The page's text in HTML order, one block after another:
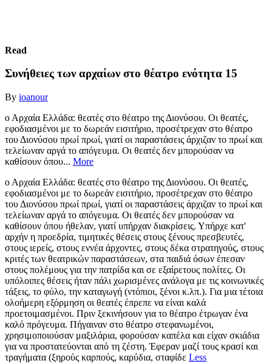
Read
Συνήθειες των αρχαίων στο θέατρο ενότητα 15
By ioanour
ο Αρχαία Ελλάδα: θεατές στο θέατρο της Διονύσου. Οι θεατές,
εφοδιασμένοι με το δωρεάν εισιτήριο, προσέτρεχαν στο θέατρο
του Διονύσου πρωί πρωί, γιατί οι παραστάσεις άρχιζαν το πρωί και
τελείωναν αργά το απόγευμα. Οι θεατές δεν μπορούσαν να
καθίσουν όπου... More
ο Αρχαία Ελλάδα: θεατές στο θέατρο της Διονύσου. Οι θεατές,
εφοδιασμένοι με το δωρεάν εισιτήριο, προσέτρεχαν στο θέατρο
του Διονύσου πρωί πρωί, γιατί οι παραστάσεις άρχιζαν το πρωί και
τελείωναν αργά το απόγευμα. Οι θεατές δεν μπορούσαν να
καθίσουν όπου ήθελαν, γιατί υπήρχαν διακρίσεις. Υπήρχε κατ'
αρχήν η προεδρία, τιμητικές θέσεις στους ξένους πρεσβευτές,
στους ιερείς, στους εννέα άρχοντες, στους δέκα στρατηγούς, στους
κριτές των θεατρικών παραστάσεων, στα παιδιά όσων έπεσαν
στους πολέμους για την πατρίδα και σε εξαίρετους πολίτες. Οι
υπόλοιπες θέσεις ήταν πάλι χωρισμένες ανάλογα με τις κοινωνικές
τάξεις, το φύλο, την καταγωγή (ντόπιοι, ξένοι κ.λπ.). Για μια τέτοια
ολοήμερη εξόρμηση οι θεατές έπρεπε να είναι καλά
προετοιμασμένοι. Πριν ξεκινήσουν για το θέατρο έτρωγαν ένα
καλό πρόγευμα. Πήγαιναν στο θέατρο στεφανωμένοι,
χρησιμοποιούσαν μαξιλάρια, φορούσαν καπέλα και είχαν σκιάδια
για να προστατεύονται από τη ζέστη. Έφεραν μαζί τους κρασί και
τραγήματα (ξηρούς καρπούς, καρύδια, σταφίδε Less